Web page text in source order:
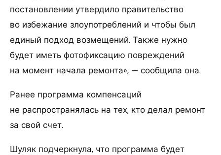
постановлении утвердило правительство
во избежание злоупотреблений и чтобы был
единый подход возмещений. Также нужно
будет иметь фотофиксацию повреждений
на момент начала ремонта», — сообщила она.
Ранее программа компенсаций
не распространялась на тех, кто делал ремонт
за свой счет.
Шуляк подчеркнула, что программа будет